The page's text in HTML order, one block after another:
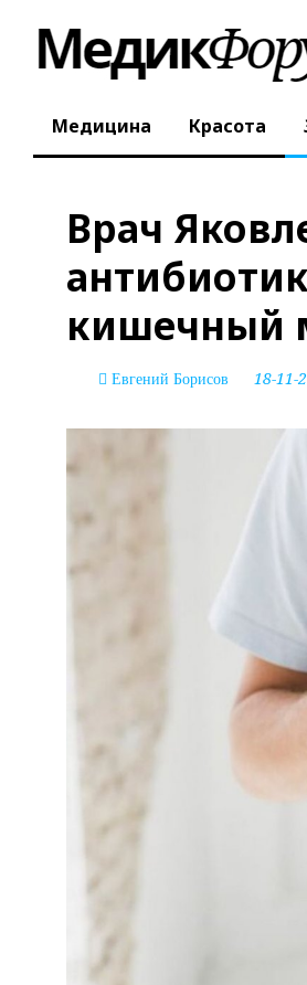
Медицина Красота
Врач
кишечный
Евгений Борисов 18-11-